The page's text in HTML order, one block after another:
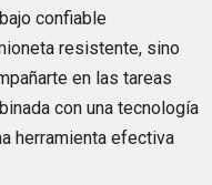
confiable
resistente, sino
en las tareas
con una tecnología
herramienta efectiva